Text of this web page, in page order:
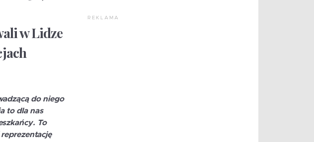
w Lidze
do niego
to dla nas
To
REKLAMA